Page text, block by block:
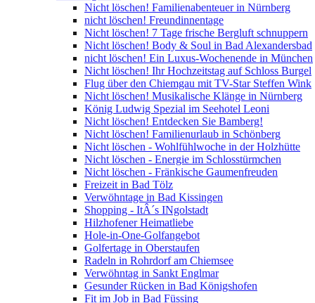
Nicht löschen! Familienabenteuer in Nürnberg
nicht löschen! Freundinnentage
Nicht löschen! 7 Tage frische Bergluft schnuppern
Nicht löschen! Body & Soul in Bad Alexandersbad
nicht löschen! Ein Luxus-Wochenende in München
Nicht löschen! Ihr Hochzeitstag auf Schloss Burgel
Flug über den Chiemgau mit TV-Star Steffen Wink
Nicht löschen! Musikalische Klänge in Nürnberg
König Ludwig Spezial im Seehotel Leoni
Nicht löschen! Entdecken Sie Bamberg!
Nicht löschen! Familienurlaub in Schönberg
Nicht löschen - Wohlfühlwoche in der Holzhütte
Nicht löschen - Energie im Schlosstürmchen
Nicht löschen - Fränkische Gaumenfreuden
Freizeit in Bad Tölz
Verwöhntage in Bad Kissingen
Shopping - ItÂ´s INgolstadt
Hilzhofener Heimatliebe
Hole-in-One-Golfangebot
Golfertage in Oberstaufen
Radeln in Rohrdorf am Chiemsee
Verwöhntag in Sankt Englmar
Gesunder Rücken in Bad Königshofen
Fit im Job in Bad Füssing